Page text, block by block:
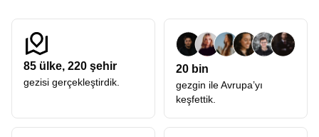
85 ülke, 220 şehir
gezisi gerçekleştirdik.
20 bin
gezgin ile Avrupa’yı
keşfettik.